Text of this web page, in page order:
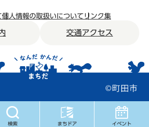
検索 まちドア イベント
個人情報の取扱いについて リンク集
交通アクセス